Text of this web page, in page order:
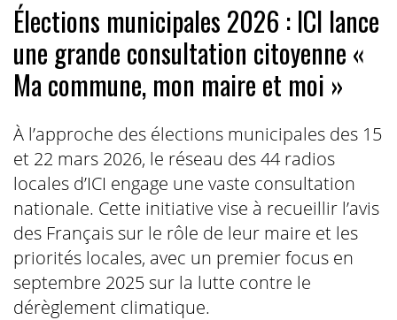
Élections municipales 2026 : ICI lance
une grande consultation citoyenne «
Ma commune, mon maire et moi »
À l’approche des élections municipales des 15
et 22 mars 2026, le réseau des 44 radios
locales d’ICI engage une vaste consultation
nationale. Cette initiative vise à recueillir l’avis
des Français sur le rôle de leur maire et les
priorités locales, avec un premier focus en
septembre 2025 sur la lutte contre le
dérèglement climatique.